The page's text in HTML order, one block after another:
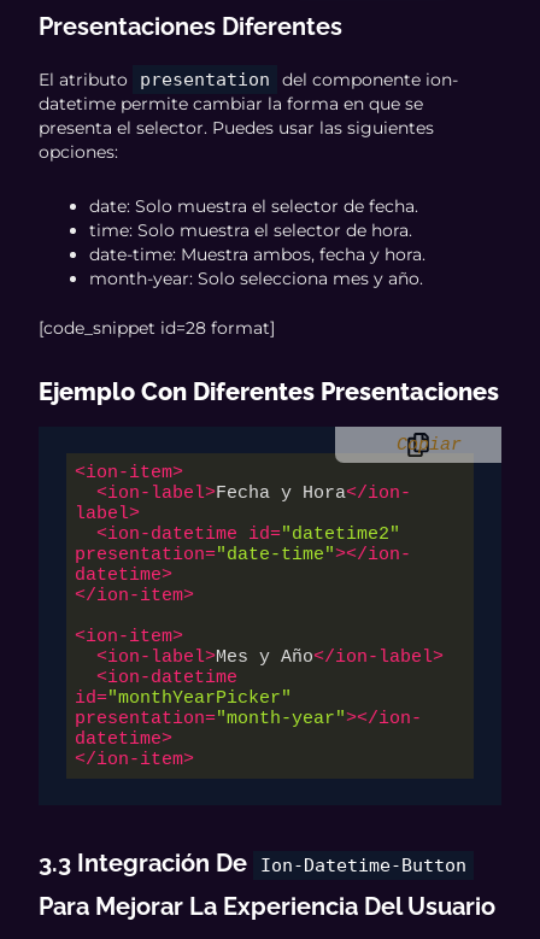
Presentaciones Diferentes
El atributo presentation
del componente ion-
datetime permite cambiar la forma en que se
presenta el selector. Puedes usar las siguientes
opciones:
date: Solo muestra el selector de fecha.
time: Solo muestra el selector de hora.
date-time: Muestra ambos, fecha y hora.
month-year: Solo selecciona mes y año.
[code_snippet id=28 format]
Ejemplo Con Diferentes Presentaciones
Copiar
<ion-item>
<ion-label>Fecha y Hora</ion-
label>
<ion-datetime id="datetime2"
presentation="date-time"></ion-
datetime>
</ion-item>
<ion-item>
<ion-label>Mes y Año</ion-label>
<ion-datetime
id="monthYearPicker"
presentation="month-year"></ion-
datetime>
</ion-item>
3.3 Integración De Ion-Datetime-Button
Para Mejorar La Experiencia Del Usuario